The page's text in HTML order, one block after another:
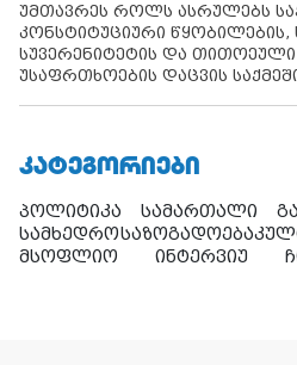
უმთავრეს როლს ასრულებს
კონსტიტუციური
სუვერენიტეტის და
უსაფრთხოების დაცვის
ᲙᲐᲢᲔᲒᲝᲠᲘᲔᲑᲘ
პოლიტიკა სამართალი
სამხედროსაზოგადოება
მსოფლიო
ინტერვიუ